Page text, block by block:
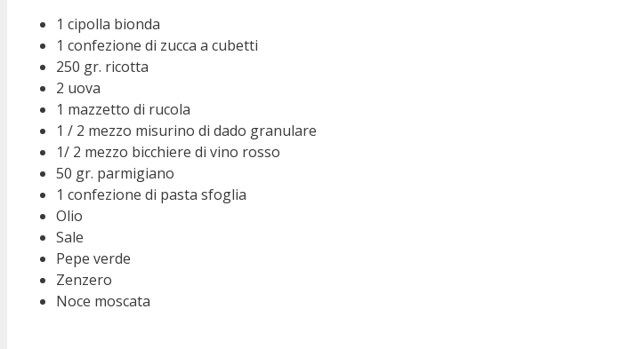
1 cipolla bionda
1 confezione di zucca a cubetti
250 gr. ricotta
2 uova
1 mazzetto di rucola
1 / 2 mezzo misurino di dado granulare
1/ 2 mezzo bicchiere di vino rosso
50 gr. parmigiano
1 confezione di pasta sfoglia
Olio
Sale
Pepe verde
Zenzero
Noce moscata